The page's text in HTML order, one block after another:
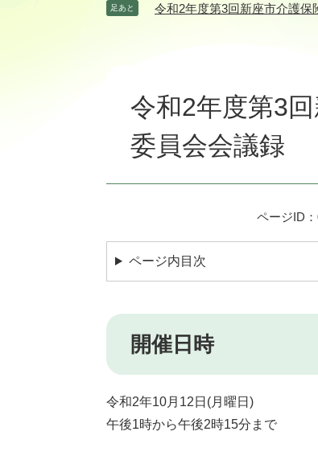
足あと 令和2年度第3回新座市介護
令和2年度第3
委員会会議録
ページID
ページ内目次
開催日時
令和2年10月12日(月曜日)
午後1時から午後2時15分まで